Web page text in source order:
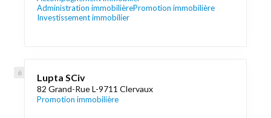
Administration immobilièrePromotion immobilière
Investissement immobilier
Lupta SCiv
82 Grand-Rue L-9711 Clervaux
Promotion immobilière